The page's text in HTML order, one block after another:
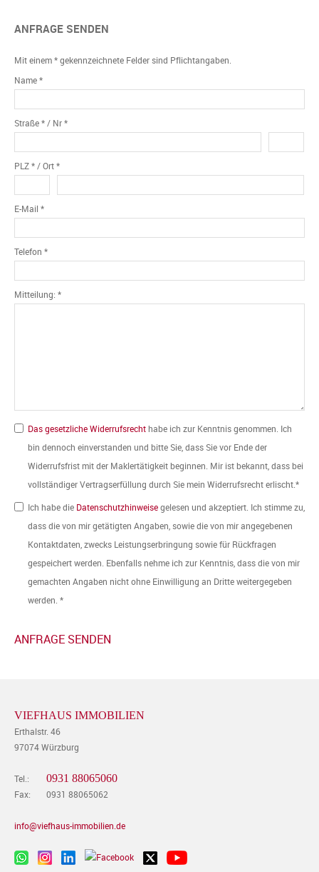
ANFRAGE SENDEN
Mit einem * gekennzeichnete Felder sind Pflichtangaben.
Name *
Straße * / Nr *
PLZ * / Ort *
E-Mail *
Telefon *
Mitteilung: *
Das gesetzliche Widerrufsrecht habe ich zur Kenntnis genommen. Ich
bin dennoch einverstanden und bitte Sie, dass Sie vor Ende der
Widerrufsfrist mit der Maklertätigkeit beginnen. Mir ist bekannt, dass bei
vollständiger Vertragserfüllung durch Sie mein Widerrufsrecht erlischt.*
Ich habe die Datenschutzhinweisegelesen und akzeptiert. Ich stimme zu,
dass die von mir getätigten Angaben, sowie die von mir angegebenen
Kontaktdaten, zwecks Leistungserbringung sowie für Rückfragen
gespeichert werden. Ebenfalls nehme ich zur Kenntnis, dass die von mir
gemachten Angaben nicht ohne Einwilligung an Dritte weitergegeben
werden. *
VIEFHAUS IMMOBILIEN
Erthalstr. 46
97074 Würzburg
Tel.: 0931 88065060
Fax: 0931 88065062
info@viefhaus-immobilien.de